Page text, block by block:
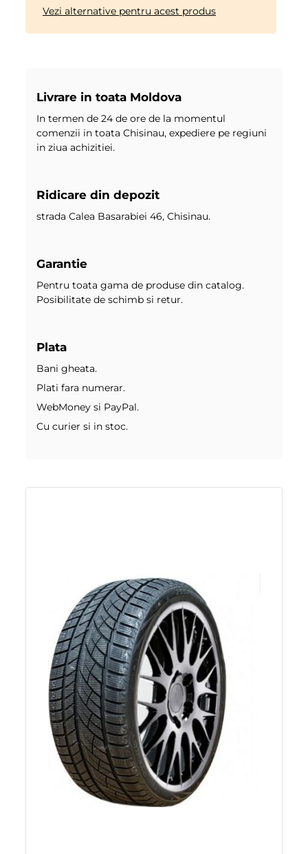
Vezi alternative pentru acest produs
Livrare in toata Moldova
In termen de 24 de ore de la momentul
comenzii in toata Chisinau, expediere pe regiuni
in ziua achizitiei.
Ridicare din depozit
strada Calea Basarabiei 46, Chisinau.
Garantie
Pentru toata gama de produse din catalog.
Posibilitate de schimb si retur.
Plata
Bani gheata.
Plati fara numerar.
WebMoney si PayPal.
Cu curier si in stoc.